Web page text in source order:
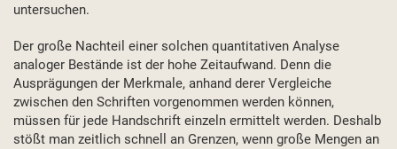
untersuchen.
Der große Nachteil einer solchen quantitativen Analyse
analoger Bestände ist der hohe Zeitaufwand. Denn die
Ausprägungen der Merkmale, anhand derer Vergleiche
zwischen den Schriften vorgenommen werden können,
müssen für jede Handschrift einzeln ermittelt werden. Deshalb
stößt man zeitlich schnell an Grenzen, wenn große Mengen an